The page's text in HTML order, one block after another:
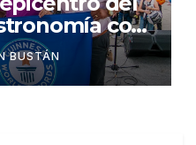
con
Rojo
BUSTÁN